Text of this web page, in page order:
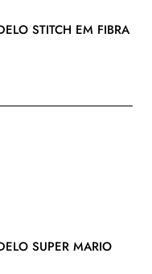
STITCH EM FIBRA
SUPER MARIO